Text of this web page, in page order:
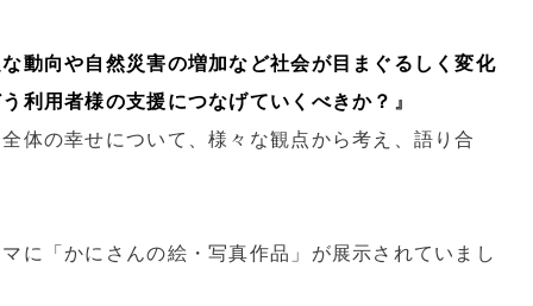
動向や自然災害の増加など社会が目まぐるしく変化
利用者様の支援につなげていくべきか？ 』
体の幸せについて、様々な観点から考え、語り合
に「かにさんの絵・写真作品」が展示されていまし